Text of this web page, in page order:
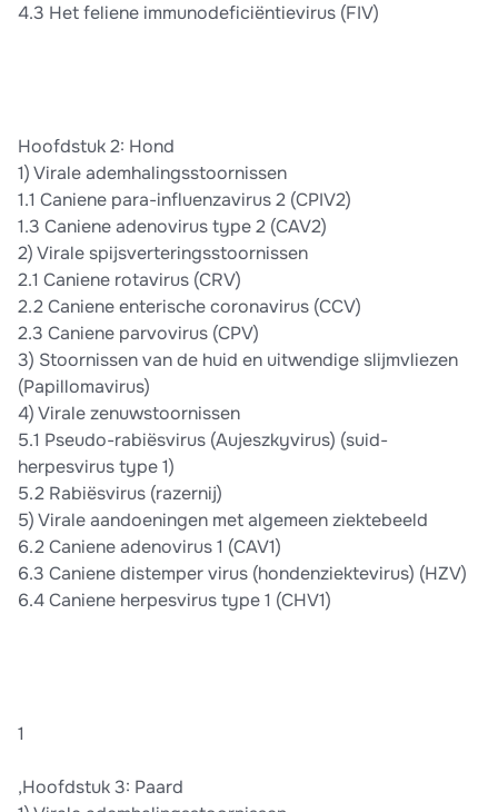
4.3 Het feliene immunodeficiëntievirus (FIV)
Hoofdstuk 2: Hond
1) Virale ademhalingsstoornissen
1.1 Caniene para-influenzavirus 2 (CPIV2)
1.3 Caniene adenovirus type 2 (CAV2)
2) Virale spijsverteringsstoornissen
2.1 Caniene rotavirus (CRV)
2.2 Caniene enterische coronavirus (CCV)
2.3 Caniene parvovirus (CPV)
3) Stoornissen van de huid en uitwendige slijmvliezen
(Papillomavirus)
4) Virale zenuwstoornissen
5.1 Pseudo-rabiësvirus (Aujeszkyvirus) (suid-
herpesvirus type 1)
5.2 Rabiësvirus (razernij)
5) Virale aandoeningen met algemeen ziektebeeld
6.2 Caniene adenovirus 1 (CAV1)
6.3 Caniene distemper virus (hondenziektevirus) (HZV)
6.4 Caniene herpesvirus type 1 (CHV1)
1
,Hoofdstuk 3: Paard